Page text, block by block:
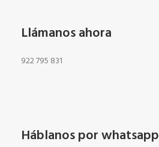
Llámanos ahora
922 795 831
Háblanos por whatsapp